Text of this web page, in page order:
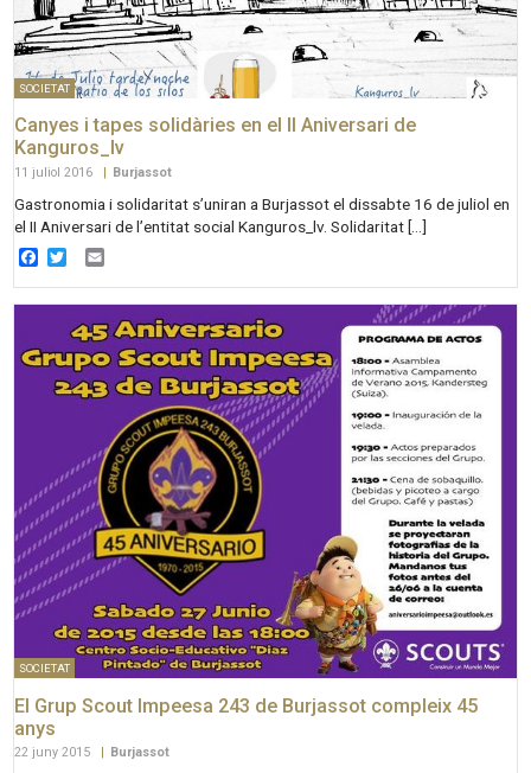
SOCIETAT
Canyes i tapes solidàries en el II Aniversari de
Kanguros_lv
11 juliol 2016 | Burjassot
Gastronomia i solidaritat s’uniran a Burjassot el dissabte 16 de juliol en
el II Aniversari de l’entitat social Kanguros_lv. Solidaritat […]
Facebook
Twitter
SOCIETAT
El Grup Scout Impeesa 243 de Burjassot compleix 45
anys
22 juny 2015 Burjassot